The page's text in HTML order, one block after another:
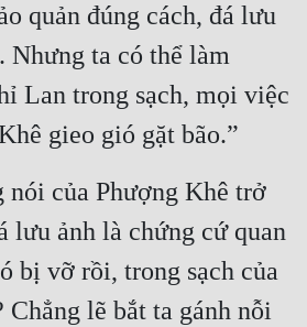
quản đúng cách, đá lưu
Nhưng ta có thể làm
Lan trong sạch, mọi việc
gieo gió gặt bão.”
nói của Phượng Khê trở
lưu ảnh là chứng cứ quan
bị vỡ rồi, trong sạch của
Chẳng lẽ bắt ta gánh nỗi